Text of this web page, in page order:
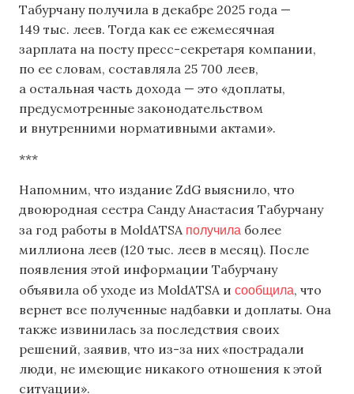
Табурчану получила в декабре 2025 года —
149 тыс. леев. Тогда как ее ежемесячная
зарплата на посту пресс-секретаря компании,
по ее словам, составляла 25 700 леев,
а остальная часть дохода — это «доплаты,
предусмотренные законодательством
и внутренними нормативными актами».
***
Напомним, что издание ZdG выяснило, что
двоюродная сестра Санду Анастасия Табурчану
за год работы в MoldATSA получила более
миллиона леев (120 тыс. леев в месяц). После
появления этой информации Табурчану
объявила об уходе из MoldATSA и сообщила, что
вернет все полученные надбавки и доплаты. Она
также извинилась за последствия своих
решений, заявив, что из-за них «пострадали
люди, не имеющие никакого отношения к этой
ситуации».